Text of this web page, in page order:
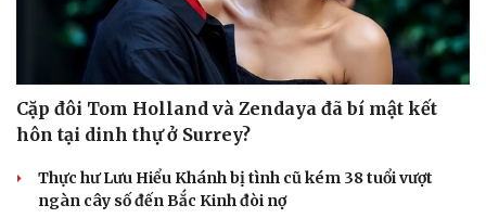
Du lịch
Tư vấn
check-in
Podcast
Cửa sổ tình yêu
Kể chuyện cho bé
Cặp đôi Tom Holland và Zendaya đã bí mật kết
hôn tại dinh thự ở Surrey?
Thực hư Lưu Hiểu Khánh bị tình cũ kém 38 tuổi vượt
ngàn cây số đến Bắc Kinh đòi nợ